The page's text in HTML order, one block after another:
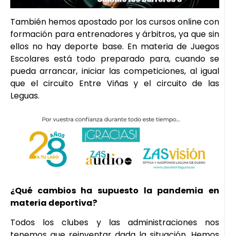
También hemos apostado por los cursos online con
formación para entrenadores y árbitros, ya que sin
ellos no hay deporte base. En materia de Juegos
Escolares está todo preparado para, cuando se
pueda arrancar, iniciar las competiciones, al igual
que el circuito Entre Viñas y el circuito de las
Leguas.
¿Qué cambios ha supuesto la pandemia en
materia deportiva?
Todos los clubes y las administraciones nos